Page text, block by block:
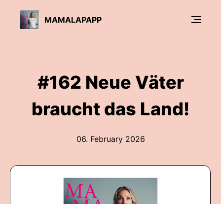
MAMALAPAPP
#162 Neue Väter
braucht das Land!
06. February 2026